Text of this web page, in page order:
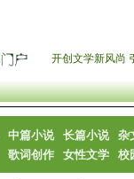
开创文学新风尚
中篇小说 长篇小说
杂
歌词创作 女性文学 校